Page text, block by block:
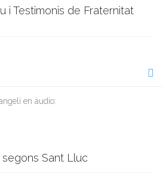
i Testimonis de Fraternitat
en àudio:
segons Sant Lluc